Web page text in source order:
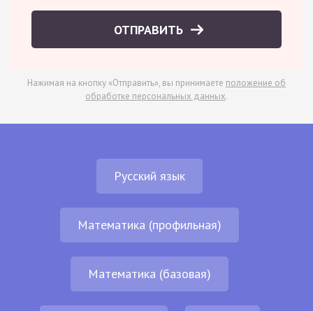
ОТПРАВИТЬ
Нажимая на кнопку «Отправить», вы принимаете положение об
обработке персональных данных.
Русский язык
Математика (профильная)
Математика (базовая)